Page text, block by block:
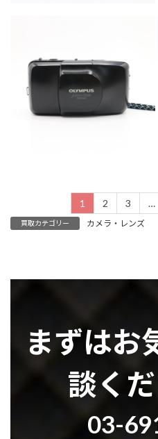
カテゴリー カメラ・レンズ
1 2 3 …
買取カテゴリー カメラ・レンズ
まずはお
談く
03-